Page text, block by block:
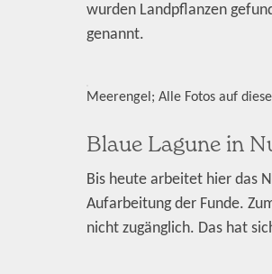
wurden Landpflanzen
genannt.
Meerengel; Alle Fotos auf
Blaue Lagune in
Bis heute arbeitet hier das
Aufarbeitung der Funde.
nicht zugänglich. Das hat